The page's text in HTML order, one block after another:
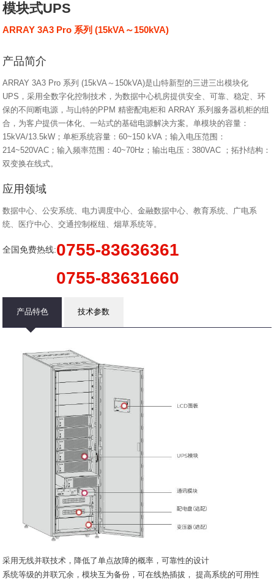
模块式UPS
ARRAY 3A3 Pro 系列 (15kVA～150kVA)
产品简介
ARRAY 3A3 Pro 系列 (15kVA～150kVA)是山特新型的三进三出模块化
UPS，采用全数字化控制技术，为数据中心机房提供安全、可靠、稳定、环
保的不间断电源，与山特的PPM 精密配电柜和 ARRAY 系列服务器机柜的组
合，为客户提供一体化、一站式的基础电源解决方案。单模块的容量：
15kVA/13.5kW；单柜系统容量：60~150 kVA；输入电压范围：
214~520VAC；输入频率范围：40~70Hz；输出电压：380VAC ；拓扑结构：
双变换在线式。
应用领域
数据中心、公安系统、电力调度中心、金融数据中心、教育系统、广电系
统、医疗中心、交通控制枢纽、烟草系统等。
全国免费热线:0755-83636361
0755-83631660
产品特色 技术参数
采用无线并联技术，降低了单点故障的概率，可靠性的设计
系统等级的并联冗余，模块互为备份，可在线热插拔， 提高系统的可用性